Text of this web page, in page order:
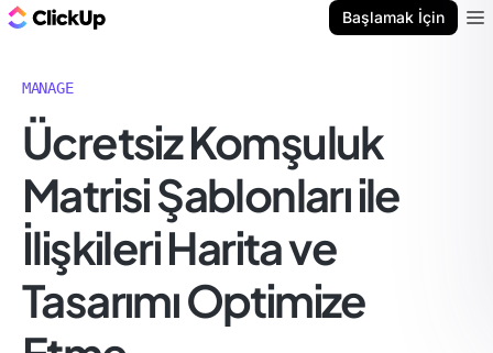
Başlamak İçin
MANAGE
Ücretsiz Komşuluk
Matrisi Şablonları ile
İlişkileri Harita ve
Tasarımı Optimize